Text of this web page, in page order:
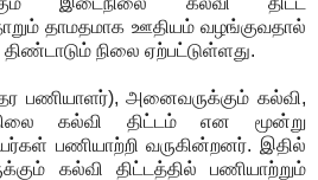
தாமதமாக ஊதியம் வழங்குவதால்
நிலை ஏற்பட்டுள்ளது.
பணியாளர்), அனைவருக்கும் கல்வி,
கல்வி திட்டம் என மூன்று
பணியாற்றி வருகின்றனர். இதில்
கல்வி திட்டத்தில் பணியாற்றும்